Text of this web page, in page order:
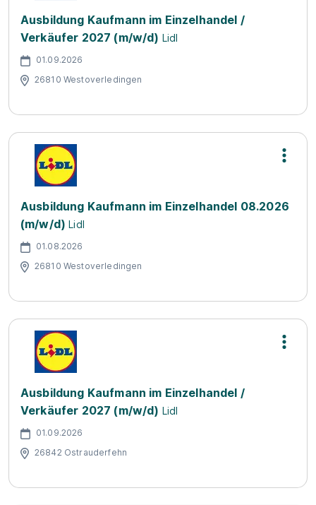
Ausbildung Kaufmann im Einzelhandel /
Verkäufer 2027 (m/w/d) Lidl
01.09.2026
26810 Westoverledingen
Ausbildung Kaufmann im Einzelhandel 08.2026
(m/w/d) Lidl
01.08.2026
26810 Westoverledingen
Ausbildung Kaufmann im Einzelhandel /
Verkäufer 2027 (m/w/d) Lidl
01.09.2026
26842 Ostrauderfehn